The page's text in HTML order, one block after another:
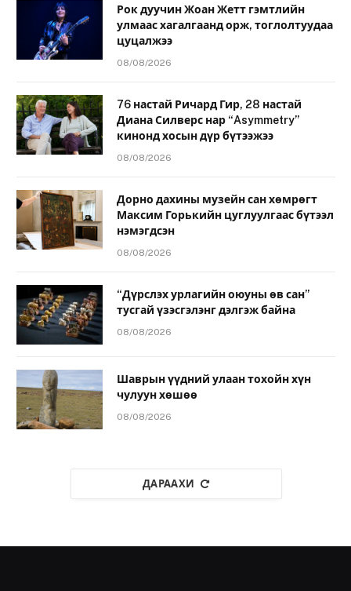
Рок дуучин Жоан Жетт гэмтлийн
улмаас хагалгаанд орж, тоглолтуудаа
цуцалжээ
08/08/2026
76 настай Ричард Гир, 28 настай
Диана Силверс нар “Asymmetry”
кинонд хосын дүр бүтээжээ
08/08/2026
Дорно дахины музейн сан хөмрөгт
Максим Горькийн цуглуулгаас бүтээл
нэмэгдсэн
08/08/2026
“Дүрслэх урлагийн оюуны өв сан”
тусгай үзэсгэлэнг дэлгэж байна
08/08/2026
Шаврын үүдний улаан тохойн хүн
чулуун хөшөө
08/08/2026
ДАРААХИ